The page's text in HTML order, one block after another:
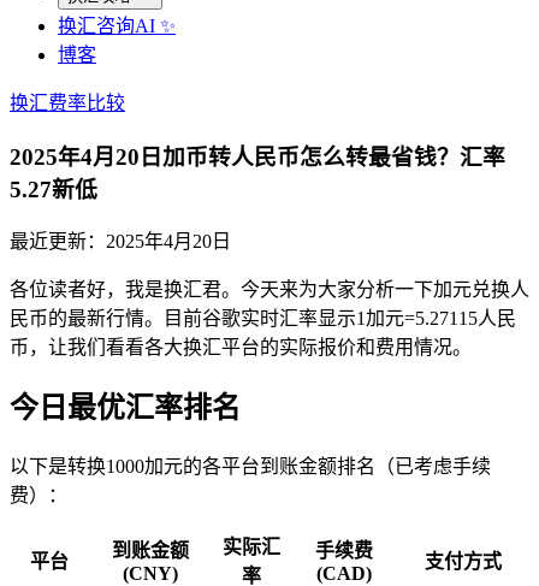
换汇咨询AI ✨
博客
换汇费率比较
2025年4月20日加币转人民币怎么转最省钱？汇率
5.27新低
最近更新： 2025年4月20日
各位读者好，我是换汇君。今天来为大家分析一下加元兑换人
民币的最新行情。目前谷歌实时汇率显示1加元=5.27115人民
币，让我们看看各大换汇平台的实际报价和费用情况。
今日最优汇率排名
以下是转换1000加元的各平台到账金额排名（已考虑手续
费）：
平台
到账金额
(CNY)
实际汇
率
手续费
(CAD)
支付方式